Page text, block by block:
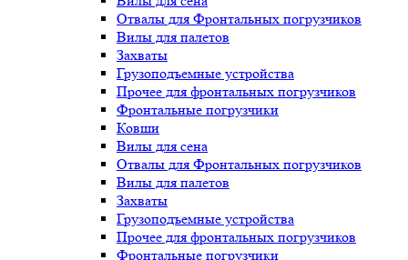
Отвалы для Фронтальных погрузчиков
Вилы для палетов
Захваты
Грузоподъемные устройства
Прочее для фронтальных погрузчиков
Фронтальные погрузчики
Ковши
Вилы для сена
Отвалы для Фронтальных погрузчиков
Вилы для палетов
Захваты
Грузоподъемные устройства
Прочее для фронтальных погрузчиков
Фронтальные погрузчики